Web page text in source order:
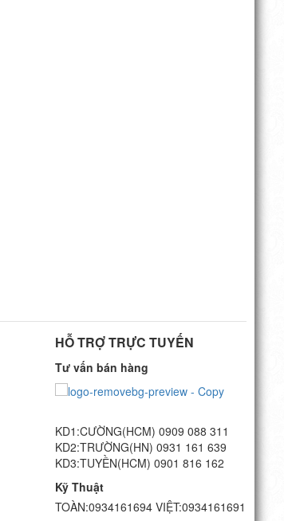
HỖ TRỢ TRỰC TUYẾN
Tư vấn bán hàng
KD1:CƯỜNG(HCM) 0909 088 311
KD2:TRƯỜNG(HN) 0931 161 639
KD3:TUYỀN(HCM) 0901 816 162
Kỹ Thuật
TOÀN:0934161694 VIỆT:0934161691